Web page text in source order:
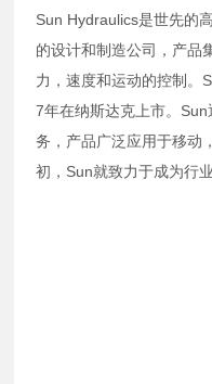
Sun Hydraulics是世先的
的设计和制造公司，产品
力，速度和运动的控制。
7年在纳斯达克上市。
务，产品广泛应用于移动
初，Sun就致力于成为行业